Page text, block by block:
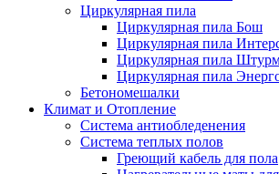
Циркулярная пила
Циркулярная пила Бош
Циркулярная пила
Циркулярная пила
Циркулярная пила
Бетономешалки
Климат и Отопление
Система антиобледенения
Система теплых полов
Греющий кабель для пола